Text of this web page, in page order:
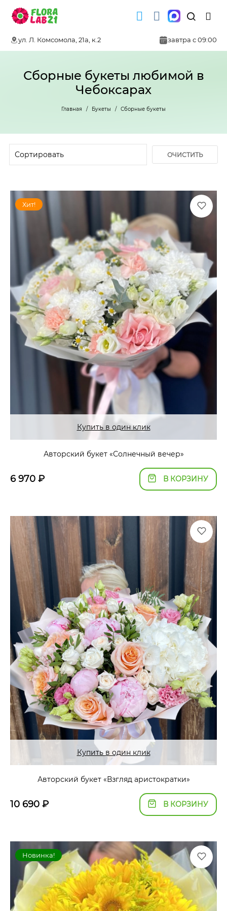
ул. Л. Комсомола, 21а, к.2 завтра с 09:00
Сборные букеты любимой в
Чебоксарах
Главная Букеты Сборные букеты
ОЧИСТИТЬ
Хит!
Купить в один клик
Авторский букет «Солнечный вечер»
6 970 ₽ В КОРЗИНУ
Купить в один клик
Авторский букет «Взгляд аристократки»
10 690 ₽ В КОРЗИНУ
Новинка!